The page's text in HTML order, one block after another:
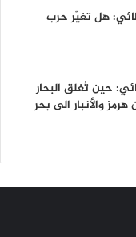
هل تغيّر حرب
حين تُغلق البحار
والأنبار الى بحر